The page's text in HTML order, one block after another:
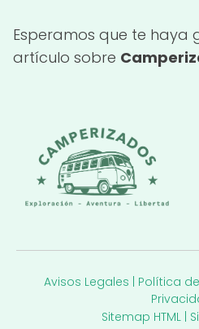
Esperamos que te haya
artículo sobre
Avisos Legales Política
Sitemap HTML|